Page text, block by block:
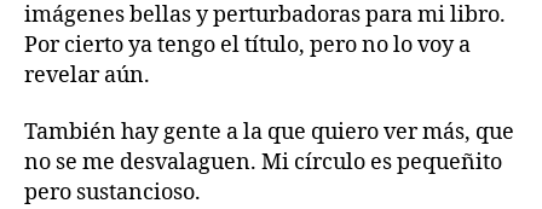
imágenes bellas y perturbadoras para mi libro.
Por cierto ya tengo el título, pero no lo voy a
revelar aún.
También hay gente a la que quiero ver más, que
no se me desvalaguen. Mi círculo es pequeñito
pero sustancioso.